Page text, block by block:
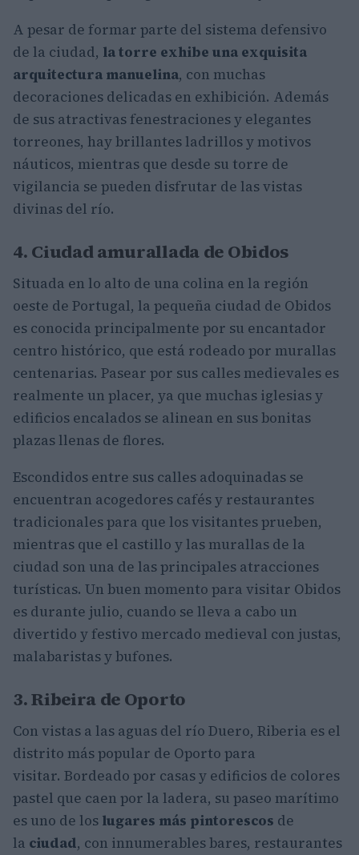
A pesar de formar parte del sistema defensivo
de la ciudad, la torre exhibe una exquisita
arquitectura manuelina, con muchas
decoraciones delicadas en exhibición. Además
de sus atractivas fenestraciones y elegantes
torreones, hay brillantes ladrillos y motivos
náuticos, mientras que desde su torre de
vigilancia se pueden disfrutar de las vistas
divinas del río.
4. Ciudad amurallada de Obidos
Situada en lo alto de una colina en la región
oeste de Portugal, la pequeña ciudad de Obidos
es conocida principalmente por su encantador
centro histórico, que está rodeado por murallas
centenarias. Pasear por sus calles medievales es
realmente un placer, ya que muchas iglesias y
edificios encalados se alinean en sus bonitas
plazas llenas de flores.
Escondidos entre sus calles adoquinadas se
encuentran acogedores cafés y restaurantes
tradicionales para que los visitantes prueben,
mientras que el castillo y las murallas de la
ciudad son una de las principales atracciones
turísticas. Un buen momento para visitar Obidos
es durante julio, cuando se lleva a cabo un
divertido y festivo mercado medieval con justas,
malabaristas y bufones.
3. Ribeira de Oporto
Con vistas a las aguas del río Duero, Riberia es el
distrito más popular de Oporto para
visitar. Bordeado por casas y edificios de colores
pastel que caen por la ladera, su paseo marítimo
es uno de los lugares más pintorescos de
la ciudad, con innumerables bares, restaurantes